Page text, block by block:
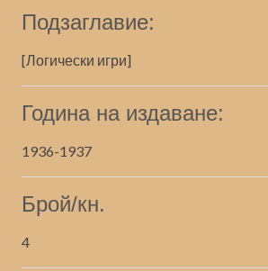
Подзаглавие:
[Логически игри]
Година на издаване:
1936-1937
Брой/кн.
4